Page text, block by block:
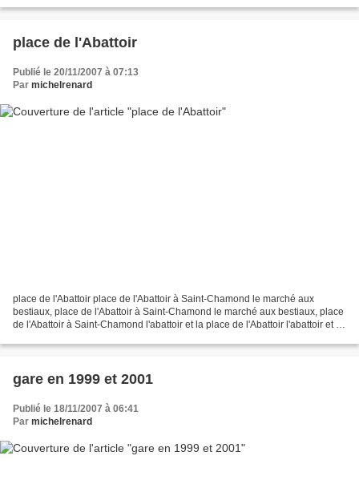
place de l'Abattoir
Publié le 20/11/2007 à 07:13
Par michelrenard
place de l'Abattoir place de l'Abattoir à Saint-Chamond le marché aux
bestiaux, place de l'Abattoir à Saint-Chamond le marché aux bestiaux, place
de l'Abattoir à Saint-Chamond l'abattoir et la place de l'Abattoir l'abattoir et la
gare en 1999 et 2001
Publié le 18/11/2007 à 06:41
Par michelrenard